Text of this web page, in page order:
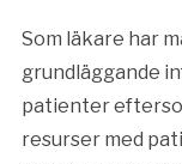
Som läkare har
grundläggande
patienter
resurser med